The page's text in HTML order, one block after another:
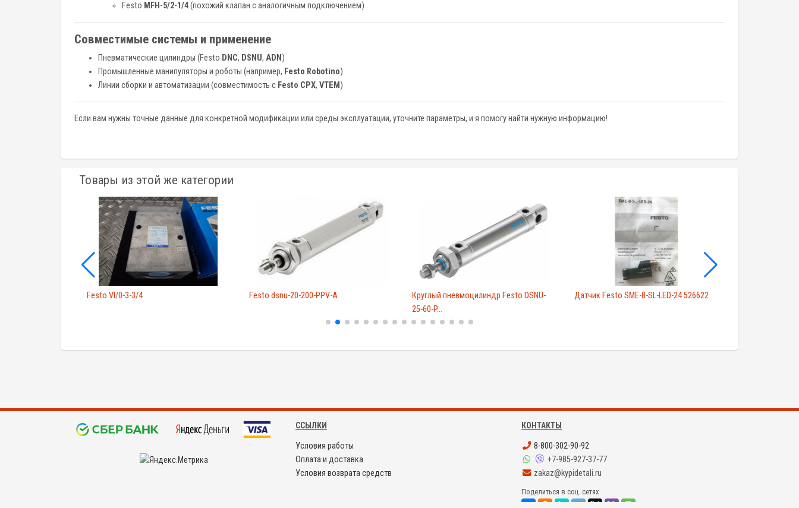
Festo MFH-5/2-1/4(похожий клапан с аналогичным подключением)
Совместимые системы и применение
Пневматические цилиндры (Festo DNC, DSNU, ADN )
Промышленные манипуляторы и роботы (например, Festo Robotino)
Линии сборки и автоматизации (совместимость с Festo CPX, VTEM )
Если вам нужны точные данные для конкретной модификации или среды эксплуатации, уточните параметры, и я помогу найти нужную информацию!
Товары из этой же категории
Festo Vl/0-3-3/4 Festo dsnu-20-200-PPV-A
Круглый пневмоцилиндр Festo DSNU-
25-60-P...
Датчик Festo SME-8-SL-LED-24 526622
ССЫЛКИ
Условия работы
Оплата и доставка
Условия возврата средств
КОНТАКТЫ
8-800-302-90-92
+7-985-927-37-77
zakaz@kypidetali.ru
Поделиться в соц. сетях